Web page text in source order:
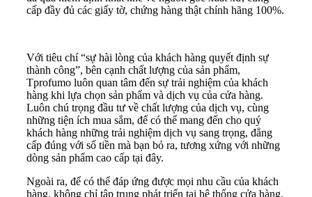
cấp đầy đủ các giấy tờ, chứng hàng thật chính hãng 100%.
Với tiêu chí “sự hài lòng của khách hàng quyết định sự
thành công”, bên cạnh chất lượng của sản phẩm,
Tprofumo luôn quan tâm đến sự trải nghiệm của khách
hàng khi lựa chọn sản phẩm và dịch vụ của cửa hàng.
Luôn chú trọng đầu tư về chất lượng của dịch vụ, cùng
những tiện ích mua sắm, để có thể mang đến cho quý
khách hàng những trải nghiệm dịch vụ sang trọng, đẳng
cấp đúng với số tiền mà bạn bỏ ra, tương xứng với những
dòng sản phẩm cao cấp tại đây.
Ngoài ra, để có thể đáp ứng được mọi nhu cầu của khách
hàng, không chỉ tập trung phát triển tại hệ thống cửa hàng,